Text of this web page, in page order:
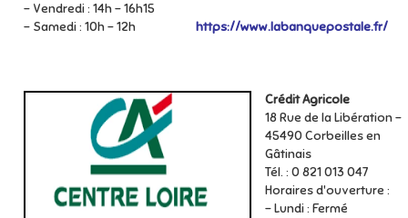
- Vendredi : 14h - 16h15
- Samedi : 10h - 12h https://www.labanquepostale.fr/
Crédit Agricole
18 Rue de la Libération –
45490 Corbeilles en
Gâtinais
Tél. : 0 821 013 047
Horaires d'ouverture :
- Lundi : Fermé